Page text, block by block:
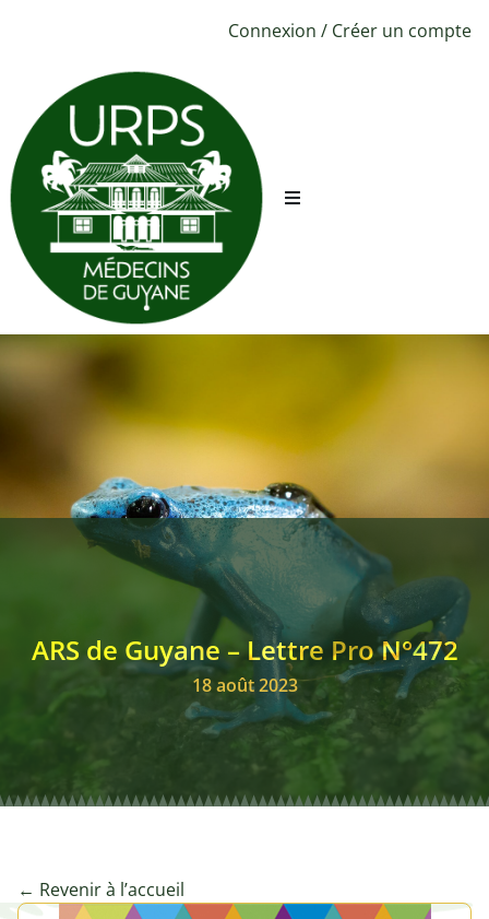
Connexion / Créer un compte
Évènements
Annonces
Club des Stratèges
Signalements
ARS de Guyane – Lettre Pro N°472
18 août 2023
← Revenir à l’accueil